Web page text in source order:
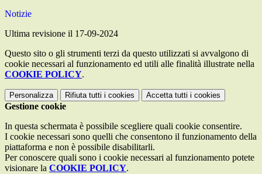
Notizie
Ultima revisione il 17-09-2024
Questo sito o gli strumenti terzi da questo utilizzati si avvalgono di
cookie necessari al funzionamento ed utili alle finalità illustrate nella
COOKIE POLICY.
Personalizza Rifiuta tutti i cookies Accetta tutti i cookies
Gestione cookie
In questa schermata è possibile scegliere quali cookie consentire.
I cookie necessari sono quelli che consentono il funzionamento della
piattaforma e non è possibile disabilitarli.
Per conoscere quali sono i cookie necessari al funzionamento potete
visionare la COOKIE POLICY.